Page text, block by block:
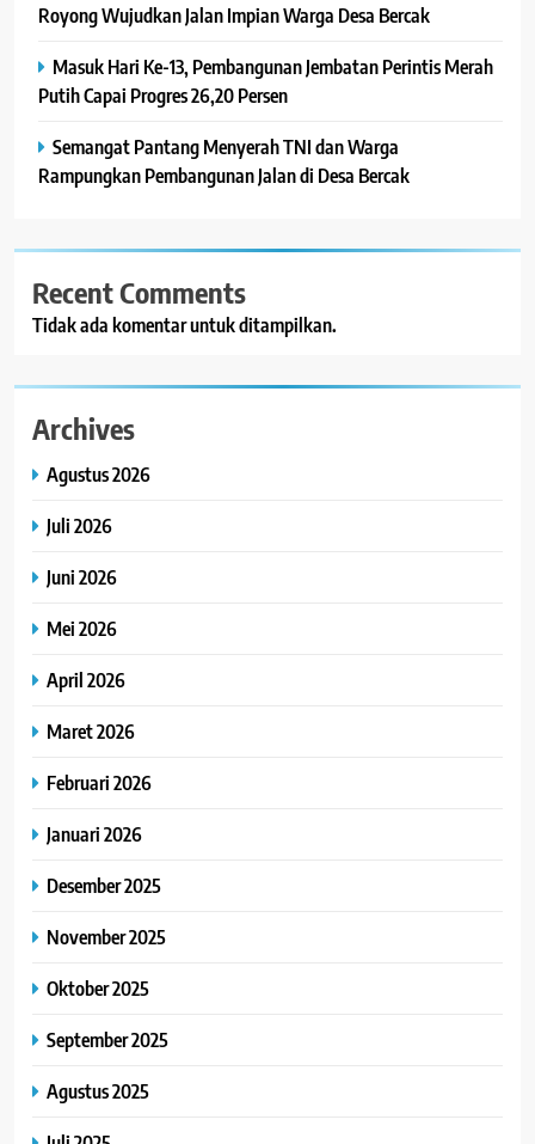
Royong Wujudkan Jalan Impian Warga Desa Bercak
Masuk Hari Ke-13, Pembangunan Jembatan Perintis Merah
Putih Capai Progres 26,20 Persen
Semangat Pantang Menyerah TNI dan Warga
Rampungkan Pembangunan Jalan di Desa Bercak
Recent Comments
Tidak ada komentar untuk ditampilkan.
Archives
Agustus 2026
Juli 2026
Juni 2026
Mei 2026
April 2026
Maret 2026
Februari 2026
Januari 2026
Desember 2025
November 2025
Oktober 2025
September 2025
Agustus 2025